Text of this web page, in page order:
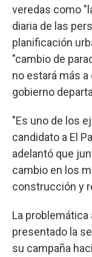
veredas como
diaria de las
planificación
"cambio de
no estará más
gobierno
"Es uno de los
candidato a El
adelantó que
cambio en los
construcción y
La
presentado la
su campaña